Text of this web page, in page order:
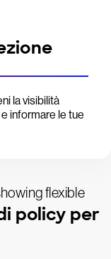
la visibilità
informare le tue
policy per